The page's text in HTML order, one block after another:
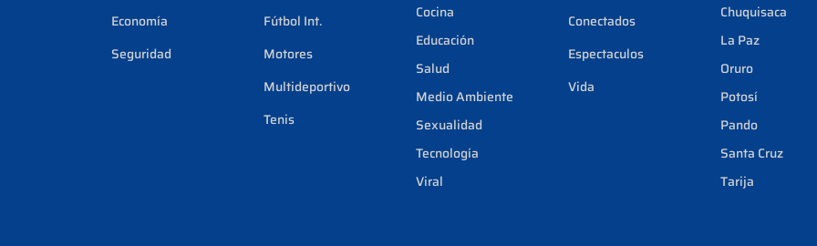
Economía
Seguridad
Fútbol Int.
Motores
Multideportivo
Tenis
Cocina
Educación
Salud
Medio Ambiente
Sexualidad
Tecnología
Viral
Conectados
Espectaculos
Vida
Chuquisaca
La Paz
Oruro
Potosí
Pando
Santa Cruz
Tarija